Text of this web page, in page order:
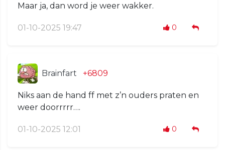
Maar ja, dan word je weer wakker.
01-10-2025 19:47 0
Brainfart +6809
Niks aan de hand ff met z’n ouders praten en
weer doorrrrr….
01-10-2025 12:01 0